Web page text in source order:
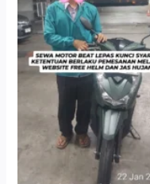
Cityplaza Jatinegara
Gedung Parkir P6A